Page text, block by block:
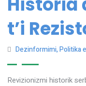
t’i
Dezinformimi,Politika
Revizionizmi historik